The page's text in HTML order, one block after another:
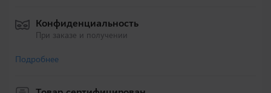
Конфиденциальность
При заказе и получении
Подробнее